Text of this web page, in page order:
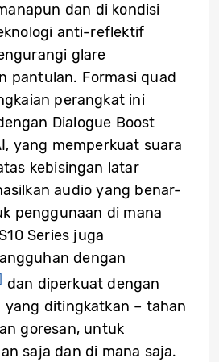
dan di kondisi
anti-reflektif
glare
pantulan. Formasi quad
perangkat ini
Dialogue Boost
yang memperkuat suara
kebisingan latar
audio yang benar-
penggunaan di mana
Series juga
dengan
dan diperkuat dengan
yang ditingkatkan – tahan
goresan, untuk
saja dan di mana saja.